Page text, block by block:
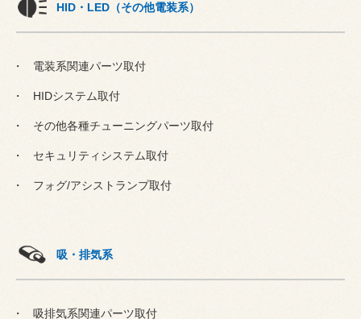
HID・LED（その他電装系）
電装系関連パーツ取付
HIDシステム取付
その他各種チューニングパーツ取付
セキュリティシステム取付
フォグ/アシストランプ取付
吸・排気系
吸排気系関連パーツ取付